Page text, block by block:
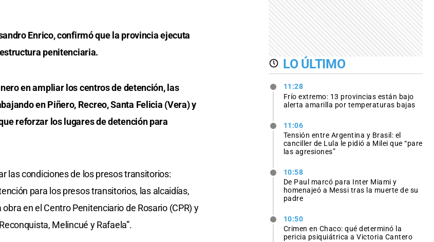
Enrico, confirmó que la provincia ejecuta
penitenciaria.
en ampliar los centros de detención, las
en Piñero, Recreo, Santa Felicia (Vera) y
reforzar los lugares de detención para
las condiciones de los presos transitorios:
para los presos transitorios, las alcaidías,
en el Centro Penitenciario de Rosario (CPR) y
Melincué y Rafaela”.
LO ÚLTIMO
11:28
Frío extremo: 13 provincias están bajo
alerta amarilla por temperaturas bajas
11:06
Tensión entre Argentina y Brasil: el
canciller de Lula le pidió a Milei que “pare
las agresiones”
10:58
De Paul marcó para Inter Miami y
homenajeó a Messi tras la muerte de su
padre
10:50
Crimen en Chaco: qué determinó la
pericia psiquiátrica a Victoria Cantero